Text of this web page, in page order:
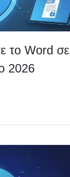
το Word σε
2026